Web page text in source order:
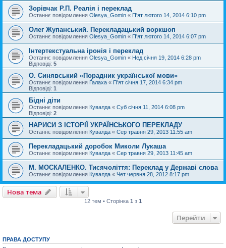
Зорівчак Р.П. Реалія і переклад
Останнє повідомлення Olesya_Gomin « П'ят лютого 14, 2014 6:10 pm
Олег Жупанський. Перекладацький воркшоп
Останнє повідомлення Olesya_Gomin « П'ят лютого 14, 2014 6:07 pm
Інтертекстуальна іронія і переклад
Останнє повідомлення Olesya_Gomin « Нед січня 19, 2014 6:28 pm
Відповіді: 5
О. Синявський «Порадник української мови»
Останнє повідомлення Ґалаха « П'ят січня 17, 2014 6:34 pm
Відповіді: 1
Бідні діти
Останнє повідомлення Кувалда « Суб січня 11, 2014 6:08 pm
Відповіді: 2
НАРИСИ З ІСТОРІЇ УКРАЇНСЬКОГО ПЕРЕКЛАДУ
Останнє повідомлення Кувалда « Сер травня 29, 2013 11:55 am
Перекладацький доробок Миколи Лукаша
Останнє повідомлення Кувалда « Сер травня 29, 2013 11:45 am
М. МОСКАЛЕНКО. Тисячоліття: Переклад у Державі слова
Останнє повідомлення Кувалда « Чет червня 28, 2012 8:17 pm
Нова тема
12 тем • Сторінка 1 з 1
Перейти
ПРАВА ДОСТУПУ